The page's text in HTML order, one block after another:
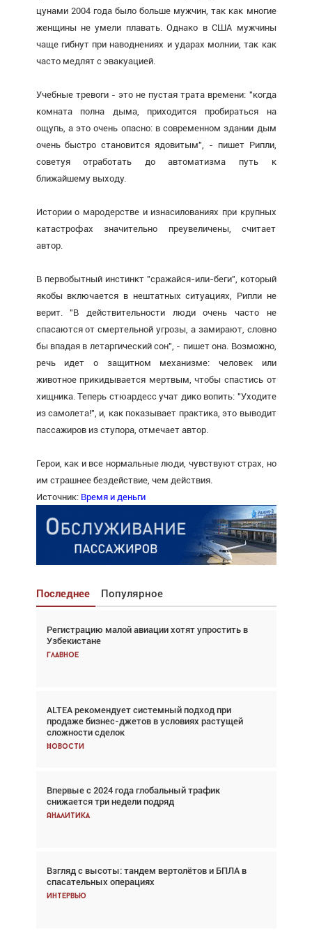
цунами 2004 года было больше мужчин, так как многие
женщины не умели плавать. Однако в США мужчины
чаще гибнут при наводнениях и ударах молнии, так как
часто медлят с эвакуацией.
Учебные тревоги - это не пустая трата времени: "когда
комната полна дыма, приходится пробираться на
ощупь, а это очень опасно: в современном здании дым
очень быстро становится ядовитым", - пишет Рипли,
советуя отработать до автоматизма путь к
ближайшему выходу.
Истории о мародерстве и изнасилованиях при крупных
катастрофах значительно преувеличены, считает
автор.
В первобытный инстинкт "сражайся-или-беги", который
якобы включается в нештатных ситуациях, Рипли не
верит. "В действительности люди очень часто не
спасаются от смертельной угрозы, а замирают, словно
бы впадая в летаргический сон", - пишет она. Возможно,
речь идет о защитном механизме: человек или
животное прикидывается мертвым, чтобы спастись от
хищника. Теперь стюардесс учат дико вопить: "Уходите
из самолета!", и, как показывает практика, это выводит
пассажиров из ступора, отмечает автор.
Герои, как и все нормальные люди, чувствуют страх, но
им страшнее бездействие, чем действия.
Источник: Время и деньги
Последнее Популярное
Регистрацию малой авиации хотят упростить в
Узбекистане
Главное
ALTEA рекомендует системный подход при
продаже бизнес-джетов в условиях растущей
сложности сделок
Новости
Впервые с 2024 года глобальный трафик
снижается три недели подряд
Аналитика
Взгляд с высоты: тандем вертолётов и БПЛА в
спасательных операциях
Интервью
Взгляд с высоты: тандем вертолётов и БПЛА в
спасательных операциях
Главное
Авиационный фотограф Дэйв Кох: «Фотография
говорит сама за себя... а ИИ всё портит»
Новости
Впервые с 2024 года глобальный трафик
снижается три недели подряд
Аналитика
Частный самолёт – это актив. Подходите к
покупке соответствующим образом
Интервью